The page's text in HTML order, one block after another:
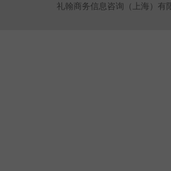
礼翰商务信息咨询（上海）